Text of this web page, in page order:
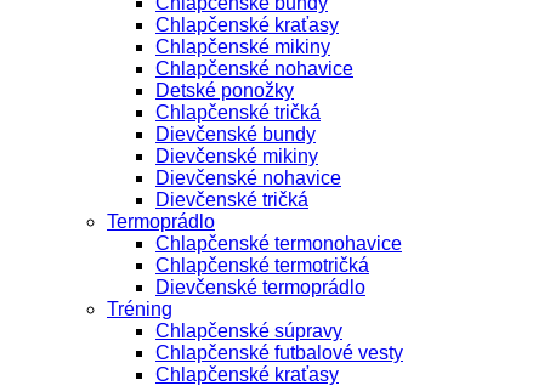
Chlapčenské kraťasy
Chlapčenské mikiny
Chlapčenské nohavice
Detské ponožky
Chlapčenské tričká
Dievčenské bundy
Dievčenské mikiny
Dievčenské nohavice
Dievčenské tričká
Termoprádlo
Chlapčenské termonohavice
Chlapčenské termotričká
Dievčenské termoprádlo
Tréning
Chlapčenské súpravy
Chlapčenské futbalové vesty
Chlapčenské kraťasy